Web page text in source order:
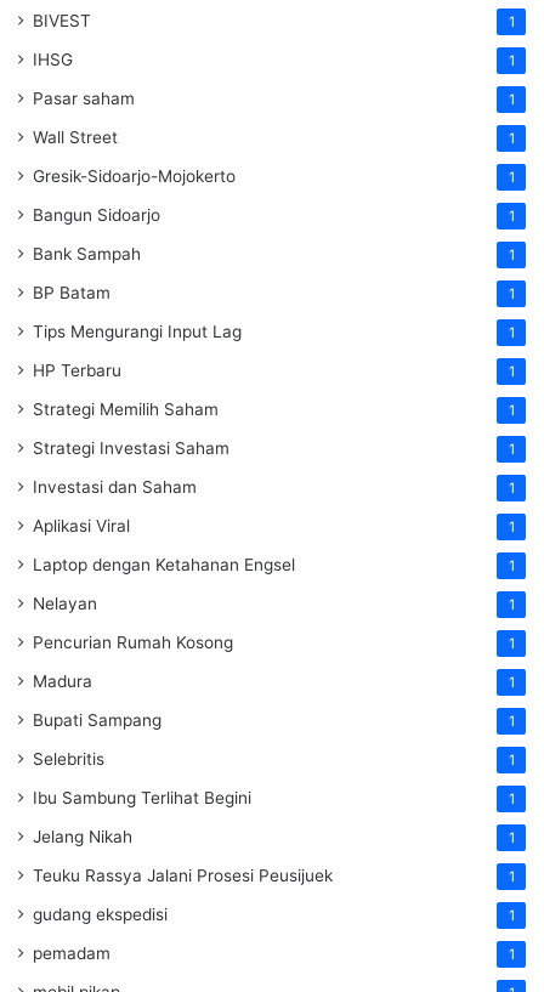
BIVEST 1
IHSG 1
Pasar saham 1
Wall Street 1
Gresik-Sidoarjo-Mojokerto 1
Bangun Sidoarjo 1
Bank Sampah 1
BP Batam 1
Tips Mengurangi Input Lag 1
HP Terbaru 1
Strategi Memilih Saham 1
Strategi Investasi Saham 1
Investasi dan Saham 1
Aplikasi Viral 1
Laptop dengan Ketahanan Engsel 1
Nelayan 1
Pencurian Rumah Kosong 1
Madura 1
Bupati Sampang 1
Selebritis 1
Ibu Sambung Terlihat Begini 1
Jelang Nikah 1
Teuku Rassya Jalani Prosesi Peusijuek 1
gudang ekspedisi 1
pemadam 1